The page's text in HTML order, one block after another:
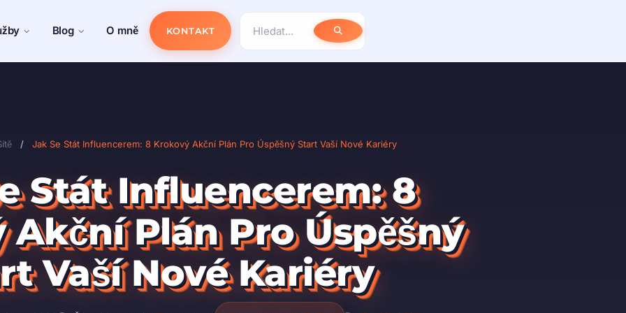
Blog O mně KONTAKT
/ Jak Se Stát Influencerem: 8 Krokový Akční Plán Pro Úspěšný Start Vaší Nové Kariéry
Stát Influencerem: 8
Akční Plán Pro Úspěšný
Vaší Nové Kariéry